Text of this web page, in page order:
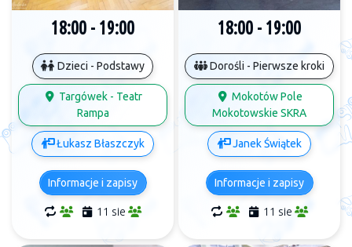
18:00 - 19:00
Dzieci - Podstawy
Targówek - Teatr
Rampa
Łukasz Błaszczyk
Informacje i zapisy
11 sie
18:00 - 19:00
Dorośli - Pierwsze kroki
Mokotów Pole
Mokotowskie SKRA
Janek Świątek
Informacje i zapisy
11 sie